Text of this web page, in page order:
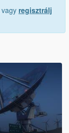
vagy regisztrálj